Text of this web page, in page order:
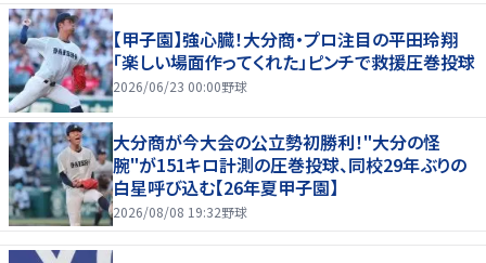
【甲子園】強心臓！大分商・プロ注目の平田玲翔
「楽しい場面作ってくれた」ピンチで救援圧巻投球
2026/06/23 00:00野球
大分商が今大会の公立勢初勝利！"大分の怪
腕"が151キロ計測の圧巻投球、同校29年ぶりの
白星呼び込む【26年夏甲子園】
2026/08/08 19:32野球